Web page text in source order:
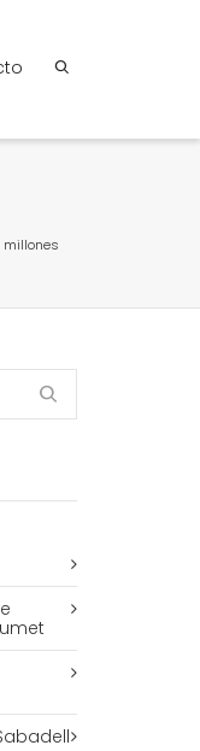
millones